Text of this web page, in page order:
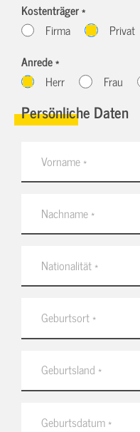
Kostenträger *
Firma
Privat
Anrede *
Herr
Frau
Persönliche Daten